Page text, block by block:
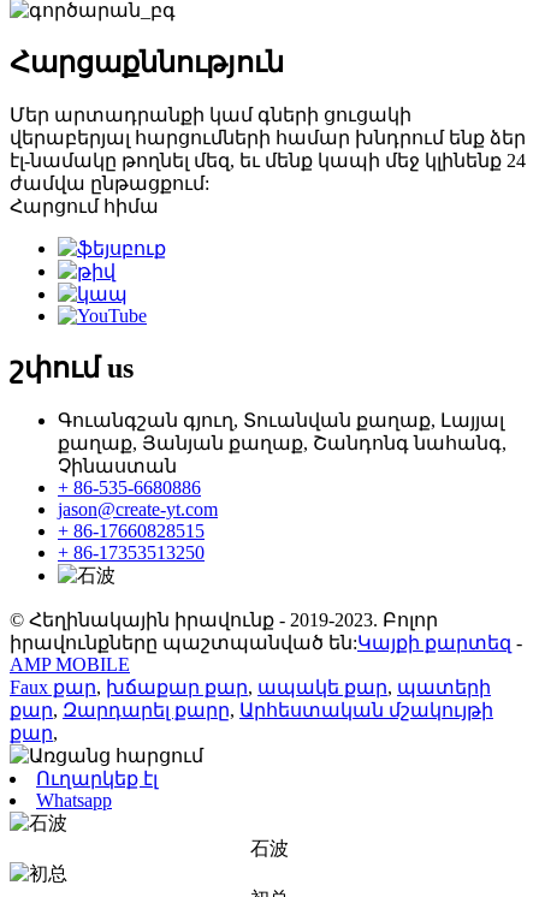
Հարցաքննություն
Մեր արտադրանքի կամ գների ցուցակի
վերաբերյալ հարցումների համար խնդրում ենք ձեր
էլ-նամակը թողնել մեզ, եւ մենք կապի մեջ կլինենք 24
ժամվա ընթացքում:
Հարցում հիմա
շփումus
Գուանգշան գյուղ, Տուանվան քաղաք, Լայյալ
քաղաք, Յանյան քաղաք, Շանդոնգ նահանգ,
Չինաստան
+ 86-535-6680886
jason@create-yt.com
+ 86-17660828515
+ 86-17353513250
© Հեղինակային իրավունք - 2019-2023. Բոլոր
իրավունքները պաշտպանված են:Կայքի քարտեզ -
AMP MOBILE
Faux քար, խճաքար քար, ապակե քար, պատերի
քար, Զարդարել քարը, Արհեստական ​​մշակույթի
քար,
Ուղարկեք էլ
Whatsapp
石波